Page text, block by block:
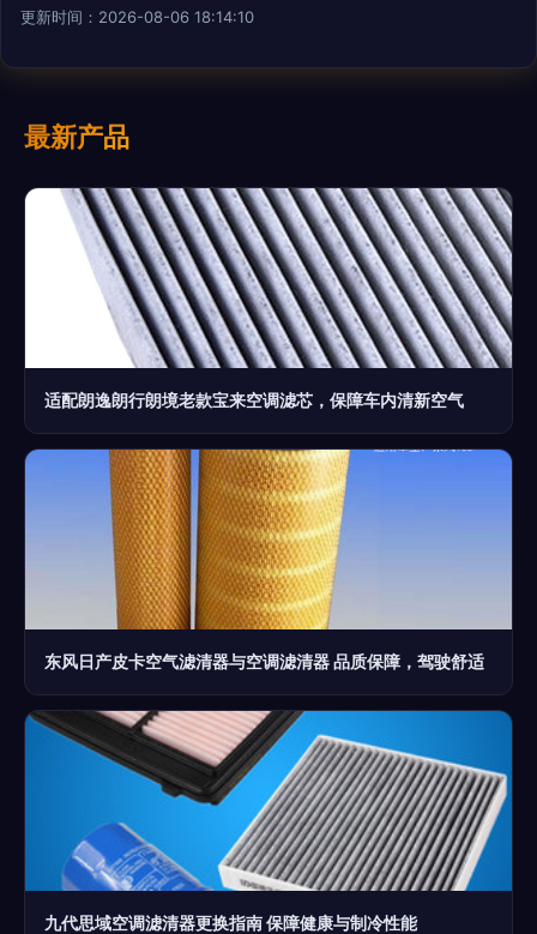
更新时间：2026-08-06 18:14:10
最新产品
适配朗逸朗行朗境老款宝来空调滤芯，保障车内清新空气
东风日产皮卡空气滤清器与空调滤清器 品质保障，驾驶舒适
九代思域空调滤清器更换指南 保障健康与制冷性能